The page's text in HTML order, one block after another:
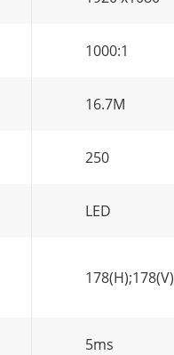
1000:1
16.7M
250
LED
178(H);178(V)
5ms